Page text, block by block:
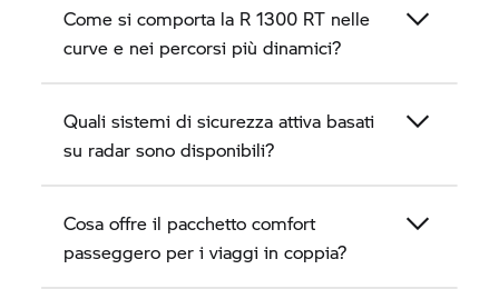
Come si comporta la R 1300 RT nelle
curve e nei percorsi più dinamici?
Quali sistemi di sicurezza attiva basati
su radar sono disponibili?
Cosa offre il pacchetto comfort
passeggero per i viaggi in coppia?